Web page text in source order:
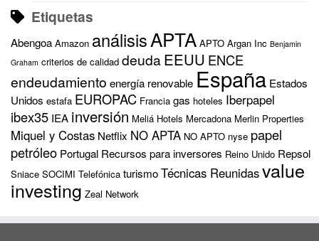
Etiquetas
Abengoa Amazon análisisAPTA APTO Argan Inc Benjamin
Graham criterios de calidad deudaEEUU ENCE
endeudamiento energía renovable España Estados
Unidos estafa EUROPAC Francia gas hoteles Iberpapel
ibex35 IEA inversión Meliá Hotels Mercadona Merlin Properties
Miquel y Costas Netflix NO APTA NO APTO nyse papel
petróleo Portugal Recursos para inversores Reino Unido Repsol
Sniace SOCIMI Telefónica turismoTécnicas Reunidasvalue
investing Zeal Network